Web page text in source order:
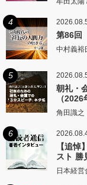
4
第86回
中村義裕
5
朝礼・
（2026
角田識之
6
【追
スト 勝
日本経